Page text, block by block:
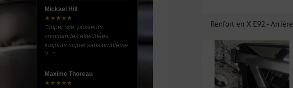
Renfort en X E92 - Arrière
Mickael Hill
★★★★★
"Super site, plusieurs
commandes effectuées,
toujours niquel sans problème
?..."
Maxime Thoreau
★★★★★